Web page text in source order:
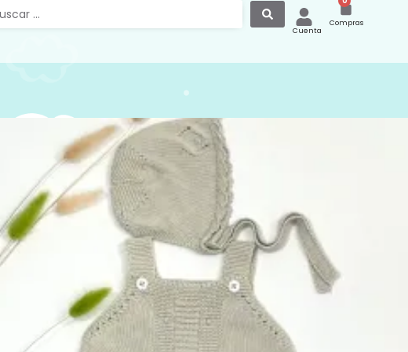
Cuenta
Compras
Capota Punto Algodón Calada
847 Beige 04
Capota punto algodón calada con tiras para
ajustar al bebé ideal para la primavera y el
verano, color beige 04, hecho en España por la
reconocida marca española Pecesa
https://www.pecesa.es/
En la galeria de imagenes puedes ver opciones
de patucos y ranitas para conjuntar
Mira el resto de nuestros modelos de capotas
de verano